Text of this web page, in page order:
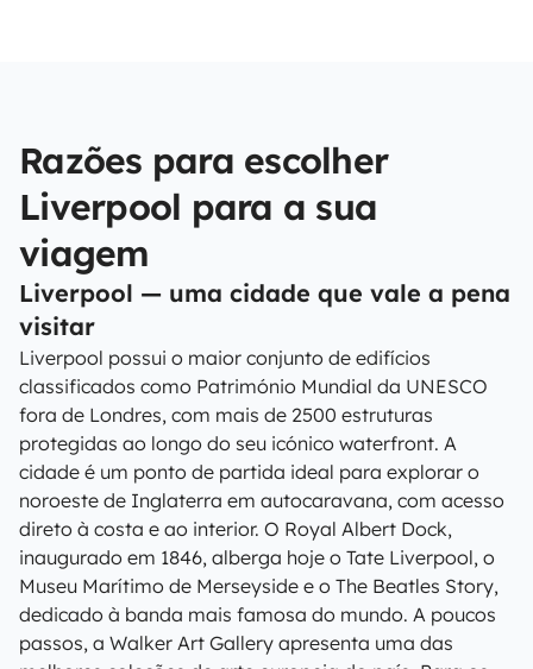
Razões para escolher
Liverpool para a sua
viagem
Liverpool — uma cidade que vale a pena
visitar
Liverpool possui o maior conjunto de edifícios
classificados como Património Mundial da UNESCO
fora de Londres, com mais de 2500 estruturas
protegidas ao longo do seu icónico waterfront. A
cidade é um ponto de partida ideal para explorar o
noroeste de Inglaterra em autocaravana, com acesso
direto à costa e ao interior. O Royal Albert Dock,
inaugurado em 1846, alberga hoje o Tate Liverpool, o
Museu Marítimo de Merseyside e o The Beatles Story,
dedicado à banda mais famosa do mundo. A poucos
passos, a Walker Art Gallery apresenta uma das